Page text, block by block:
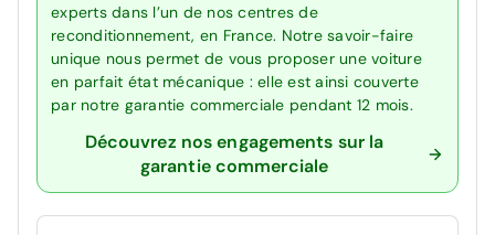
experts dans l’un de nos centres de
reconditionnement, en France. Notre savoir-faire
unique nous permet de vous proposer une voiture
en parfait état mécanique : elle est ainsi couverte
par notre garantie commerciale pendant 12 mois.
Découvrez nos engagements sur la
garantie commerciale